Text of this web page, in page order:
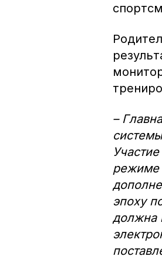
–
режиме
эпоху
должна